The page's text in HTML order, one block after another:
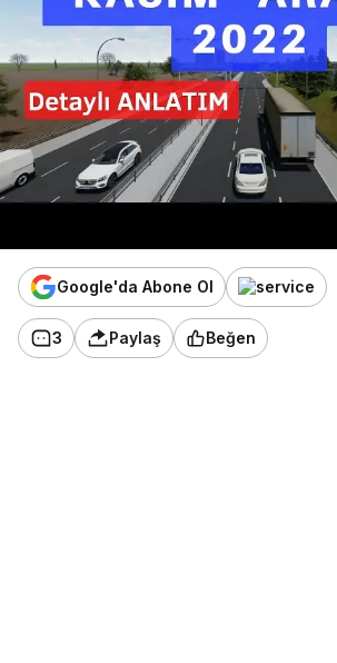
Google'da Abone Ol
3 Paylaş Beğen